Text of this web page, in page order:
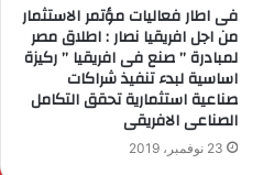
فى اطار فعاليات مؤتمر الاستثمار
من اجل افريقيا نصار : اطلاق مصر
لمبادرة ” صنع فى افريقيا ” ركيزة
اساسية لبدء تنفيذ شراكات
صناعية استثمارية تحقق التكامل
الصناعى الافريقى
23 نوفمبر، 2019